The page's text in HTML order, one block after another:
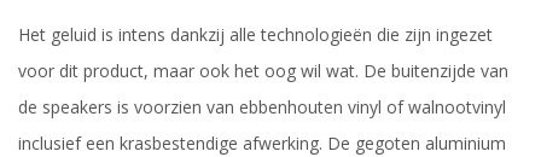
Het geluid is intens dankzij alle technologieën die zijn ingezet
voor dit product, maar ook het oog wil wat. De buitenzijde van
de speakers is voorzien van ebbenhouten vinyl of walnootvinyl
inclusief een krasbestendige afwerking. De gegoten aluminium